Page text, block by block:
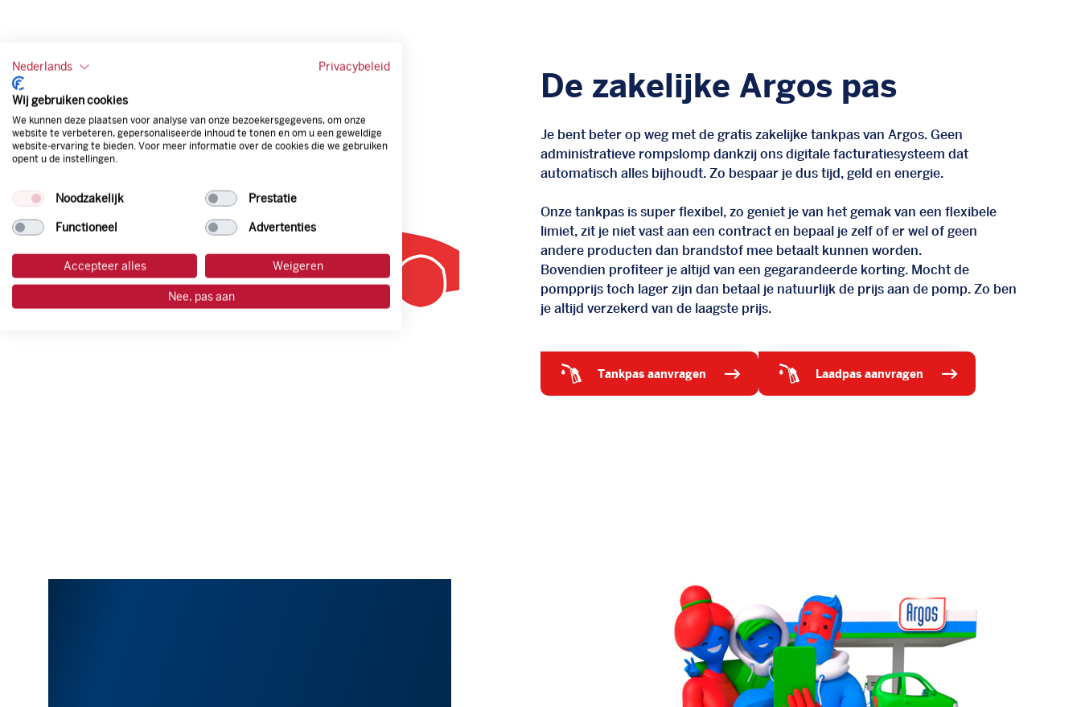
De zakelijke Argos pas
Je bent beter op weg met de gratis zakelijke tankpas van Argos. Geen
administratieve rompslomp dankzij ons digitale facturatiesysteem dat
automatisch alles bijhoudt. Zo bespaar je dus tijd, geld en energie.
Onze tankpas is super flexibel, zo geniet je van het gemak van een flexibele
limiet, zit je niet vast aan een contract en bepaal je zelf of er wel of geen
andere producten dan brandstof mee betaalt kunnen worden.
Bovendien profiteer je altijd van een gegarandeerde korting. Mocht de
pompprijs toch lager zijn dan betaal je natuurlijk de prijs aan de pomp. Zo ben
je altijd verzekerd van de laagste prijs.
tankpas aanvragen laadpas aanvragen
Nederlands Privacybeleid
Wij gebruiken cookies
We kunnen deze plaatsen voor analyse van onze bezoekersgegevens, om onze
website te verbeteren, gepersonaliseerde inhoud te tonen en om u een geweldige
website-ervaring te bieden. Voor meer informatie over de cookies die we gebruiken
opent u de instellingen.
Noodzakelijk Prestatie
Functioneel Advertenties
Accepteer alles Weigeren
Nee, pas aan